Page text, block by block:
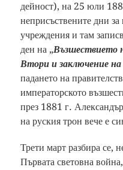
дейност), на 25 юли
неприсъствените дни
учреждения и там
ден на „Възшествието
Втори и заключение
падането на
императорското
през 1881 г.
на руския трон вече е
Трети март разбира се,
Първата световна